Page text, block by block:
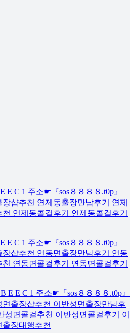
E C 1 주소☛『sos８８８８.t0p』
샵추천 연제동출장만남후기 연제
연제동콜걸후기 연제동콜걸후기
E C 1 주소☛『sos８８８８.t0p』
샵추천 연동면출장만남후기 연동
연동면콜걸후기 연동면콜걸후기
E E C 1 주소☛『sos８８８８.t0p』
출장샵추천 이반성면출장만남후
면콜걸추천 이반성면콜걸후기 이
장대행추천